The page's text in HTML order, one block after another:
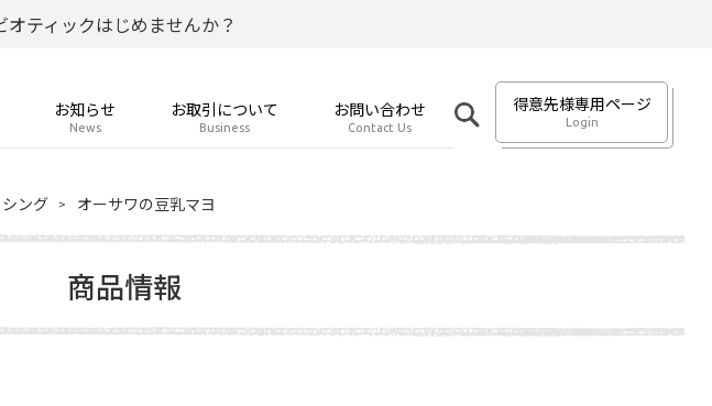
ティックはじめませんか？
お知らせ
News
お取引について
Business
お問い合わせ
Contact Us
得意先様専用ページ
Login
ング オーサワの豆乳マヨ
商品情報